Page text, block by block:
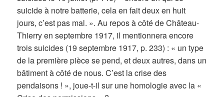
suicide à notre batterie, cela en fait deux en huit
jours, c’est pas mal. ». Au repos à côté de Château-
Thierry en septembre 1917, il mentionnera encore
trois suicides (19 septembre 1917, p. 233) : « un type
de la première pièce se pend, et deux autres, dans un
bâtiment à côté de nous. C’est la crise des
pendaisons ! », joue-t-il sur une homologie avec la «